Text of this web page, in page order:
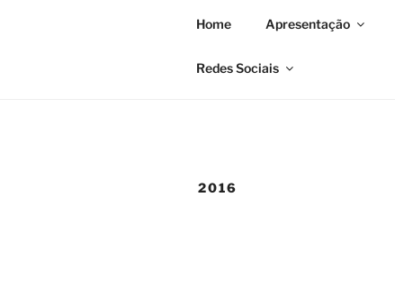
Home Apresentação
Redes Sociais
2016